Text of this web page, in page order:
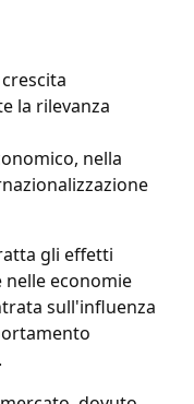
la rilevanza
nella
gli effetti
economie
sull'influenza